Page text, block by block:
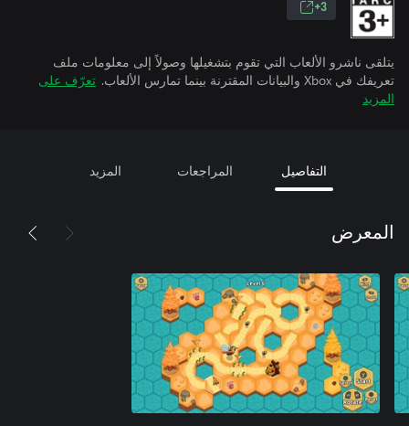
3+
يتلقى ناشرو الألعاب التي تقوم بتشغيلها وصولاً إلى معلومات ملف
تعريفك في Xbox والبيانات المقترنة بينما تمارس الألعاب.
تعرّف على
المزيد
التفاصيل المراجعات المزيد
المعرض